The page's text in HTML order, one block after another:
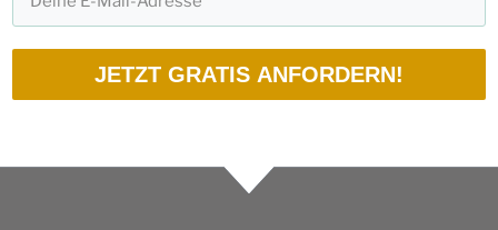
JETZT GRATIS ANFORDERN!